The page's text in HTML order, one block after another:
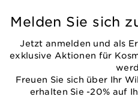
Melden Sie sich
Jetzt anmelden und als
exklusive Aktionen für
Freuen Sie sich über Ihr
erhalten Sie -20% auf